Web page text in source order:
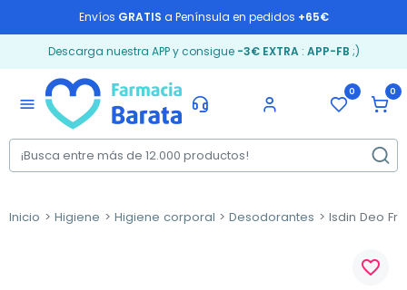
Envíos GRATIS a Península en pedidos +65€
Descarga nuestra APP y consigue -3€ EXTRA: APP-FB ;)
menu
0 0
Inicio Higiene Higiene corporal Desodorantes Isdin Deo
favorite_border